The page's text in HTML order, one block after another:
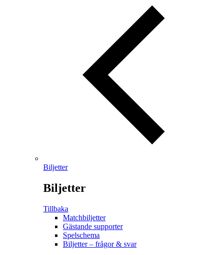
Biljetter
Biljetter
Tillbaka
Matchbiljetter
Gästande supporter
Spelschema
Biljetter – frågor & svar